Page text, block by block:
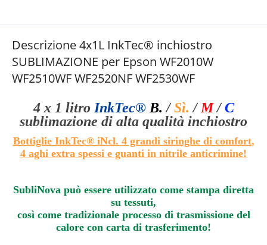
Descrizione 4x1L InkTec® inchiostro
SUBLIMAZIONE per Epson WF2010W
WF2510WF WF2520NF WF2530WF
4 x 1 litro InkTec® B. / Sì. /M/C
sublimazione di alta qualità inchiostro
Bottiglie InkTec® iNcl. 4 grandi siringhe di comfort,
4 aghi extra spessi e guanti in nitrile anticrimine!
SubliNova può essere utilizzato come stampa diretta
su tessuti,
così come tradizionale processo di trasmissione del
calore con carta di trasferimento!